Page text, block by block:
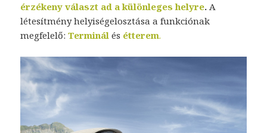
érzékeny választ ad a különleges helyre.A
létesítmény helyiségelosztása a funkciónak
megfelelő:Terminál és étterem.